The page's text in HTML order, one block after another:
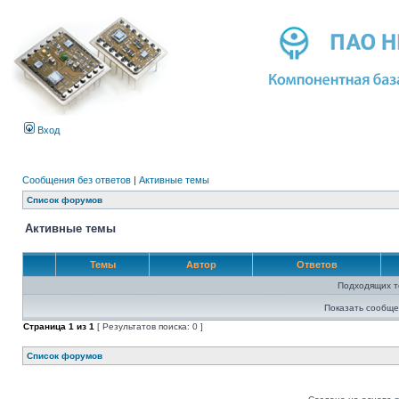
Вход
Сообщения без ответов | Активные темы
Список форумов
Активные темы
Темы Автор Ответов
Подходящих
Показать
Страница 1 из 1 [ Результатов поиска: 0 ]
Список форумов